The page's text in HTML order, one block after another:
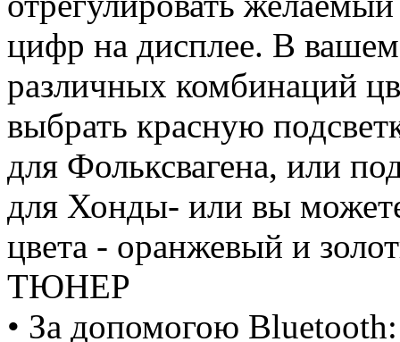
цифр на дисплее. В
различных комбинаций
выбрать красную
для Фольксвагена, или
для Хонды- или вы
цвета - оранжевый и
ТЮНЕР
• За допомогою